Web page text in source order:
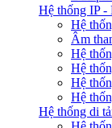
Hệ thống IP -
Hệ
Âm
Hệ
Hệ
Hệ
Hệ
Hệ thống di